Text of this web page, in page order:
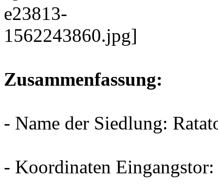
Zusammenfassung:
- Name der Siedlung:
- Koordinaten